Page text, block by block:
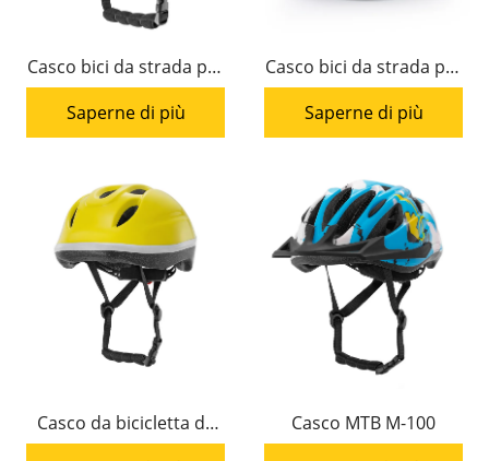
Casco bici da strada per
bambini HC-059
Saperne di più
Casco bici da strada per
bambini HC-034
Saperne di più
Casco da bicicletta da
strada per bambini HC-
Casco MTB M-100